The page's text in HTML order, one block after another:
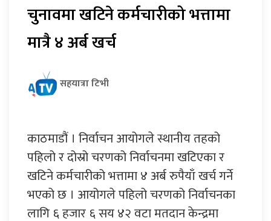
चुनावमा खटिने कर्मचारीको भत्तामा
मात्रै ४ अर्ब खर्च
सहयात्रा टिभी
काठमाडौं । निर्वाचन आयोगले स्थानीय तहको
पहिलो र दोस्रो चरणको निर्वाचनमा खटिएका र
खटिने कर्मचारीको भत्तामा ४ अर्ब रुपैयाँ खर्च गर्ने
भएको छ । आयोगले पहिलो चरणको निर्वाचनका
लागि ६ हजार ६ सय ४२ वटा मतदान केन्द्रमा